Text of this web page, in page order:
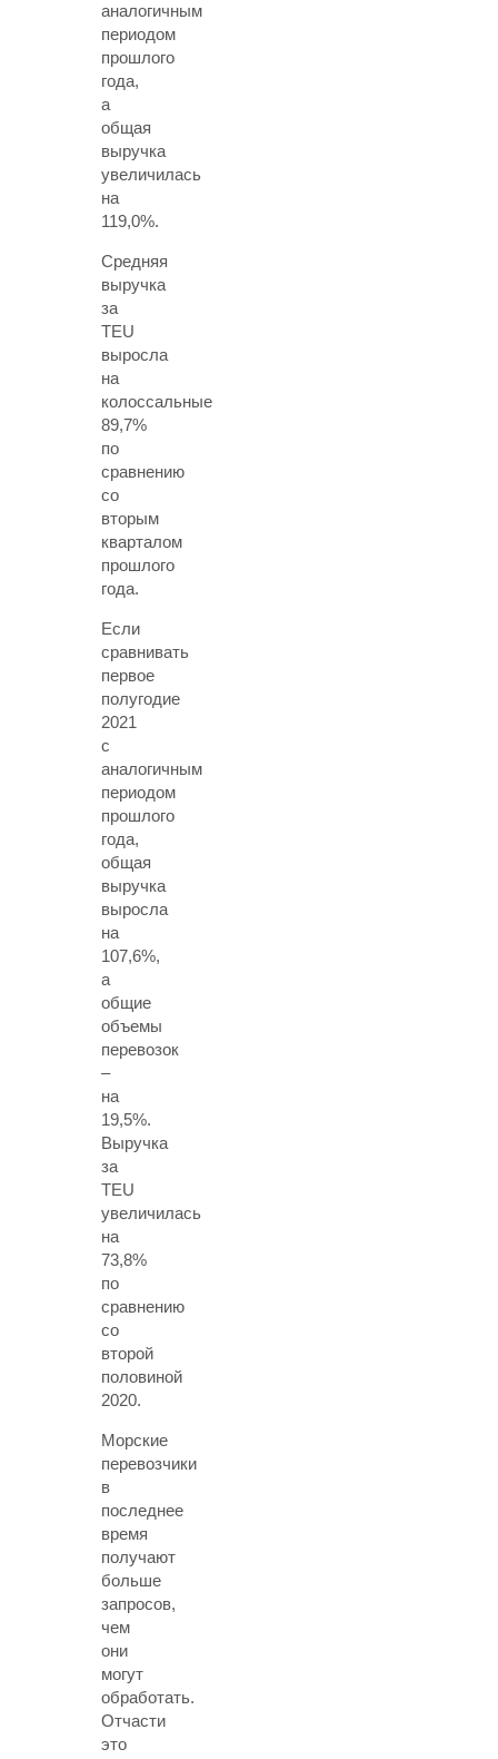
аналогичным
периодом
прошлого
года,
а
общая
выручка
увеличилась
на
119,0%.
Средняя
выручка
за
TEU
выросла
на
колоссальные
89,7%
по
сравнению
со
вторым
кварталом
прошлого
года.
Если
сравнивать
первое
полугодие
2021
с
аналогичным
периодом
прошлого
года,
общая
выручка
выросла
на
107,6%,
а
общие
объемы
перевозок
–
на
19,5%.
Выручка
за
TEU
увеличилась
на
73,8%
по
сравнению
со
второй
половиной
2020.
Морские
перевозчики
в
последнее
время
получают
больше
запросов,
чем
они
могут
обработать.
Отчасти
это